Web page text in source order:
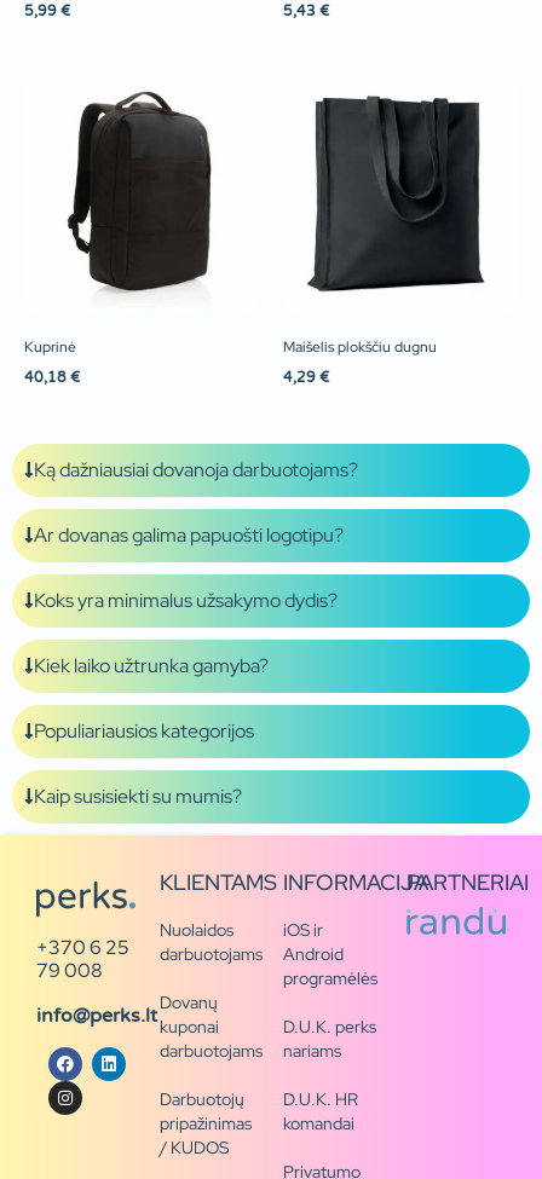
5,99 € 5,43 €
Kuprinė
40,18 €
Maišelis plokščiu dugnu
4,29 €
Ką dažniausiai dovanoja darbuotojams?
Ar dovanas galima papuošti logotipu?
Koks yra minimalus užsakymo dydis?
Kiek laiko užtrunka gamyba?
Populiariausios kategorijos
Kaip susisiekti su mumis?
+370 6 25
79 008
info@perks.lt
KLIENTAMS
Nuolaidos
darbuotojams
Dovanų
kuponai
darbuotojams
Darbuotojų
pripažinimas
/ KUDOS
INFORMACIJA
iOS ir
Android
programėlės
D.U.K. perks
nariams
D.U.K. HR
komandai
Privatumo
PARTNERIAI